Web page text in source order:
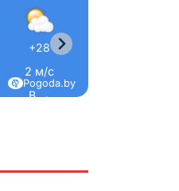
+28
2 м/с
В →
В →
Pogoda.by